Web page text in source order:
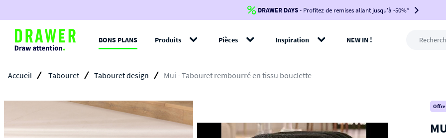
Jusqu'à-100€*sur votre commande !
BIKINI100
-voir conditions en bas de page-
DRAWER DAYS- Profitez de remises allant jusqu'à -50%*
BONS PLANS Produits Pièces Inspiration NEW IN !
Accueil Tabouret Tabouret design Mui - Tabouret rembourré en tissu bouclette